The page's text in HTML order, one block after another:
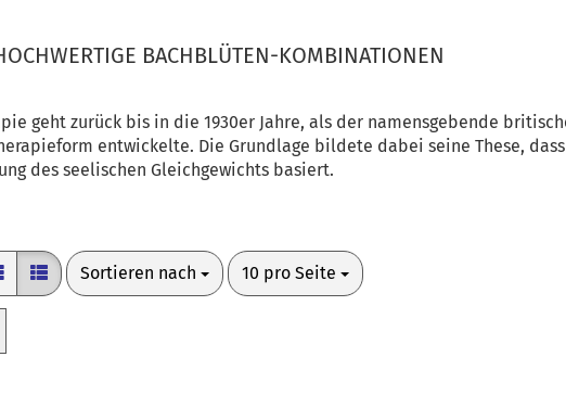
BACHBLÜTEN-KOMBINATIONEN
geht zurück bis in die 1930er Jahre, als der namensgebende
entwickelte. Die Grundlage bildete dabei seine These,
des seelischen Gleichgewichts basiert.
Sortieren nach
Sortieren nach 10 pro Seite
pro Seite